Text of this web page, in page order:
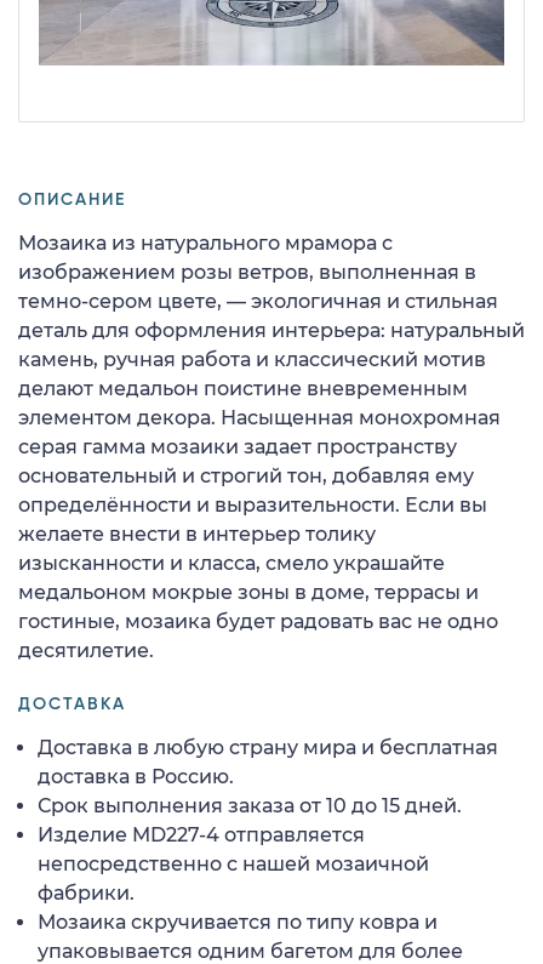
ОПИСАНИЕ
Мозаика из натурального мрамора с
изображением розы ветров, выполненная в
темно-сером цвете, — экологичная и стильная
деталь для оформления интерьера: натуральный
камень, ручная работа и классический мотив
делают медальон поистине вневременным
элементом декора. Насыщенная монохромная
серая гамма мозаики задает пространству
основательный и строгий тон, добавляя ему
определённости и выразительности. Если вы
желаете внести в интерьер толику
изысканности и класса, смело украшайте
медальоном мокрые зоны в доме, террасы и
гостиные, мозаика будет радовать вас не одно
десятилетие.
ДОСТАВКА
Доставка в любую страну мира и бесплатная
доставка в Россию.
Срок выполнения заказа от 10 до 15 дней.
Изделие MD227-4 отправляется
непосредственно с нашей мозаичной
фабрики.
Мозаика скручивается по типу ковра и
упаковывается одним багетом для более